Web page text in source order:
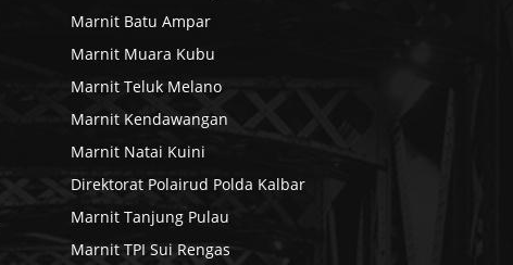
Marnit Batu Ampar
Marnit Muara Kubu
Marnit Teluk Melano
Marnit Kendawangan
Marnit Natai Kuini
Direktorat Polairud Polda Kalbar
Marnit Tanjung Pulau
Marnit TPI Sui Rengas